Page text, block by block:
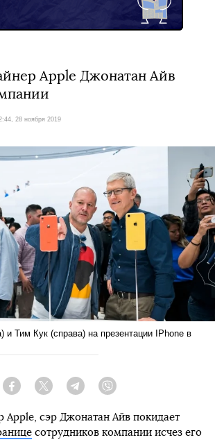
Apple Джонатан Айв
28 ноября 2019
и Тим Кук (справа) на презентации IPhone в
Facebook Twitter Telegram
Apple, сэр Джонатан Айв покидает
сотрудников компании исчез его